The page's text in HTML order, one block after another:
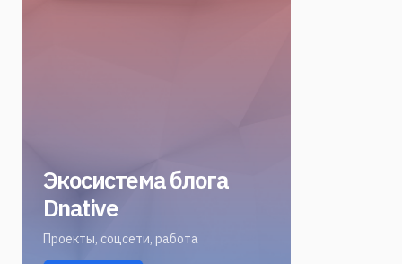
Экосистема блога
Dnative
Проекты, соцсети, работа